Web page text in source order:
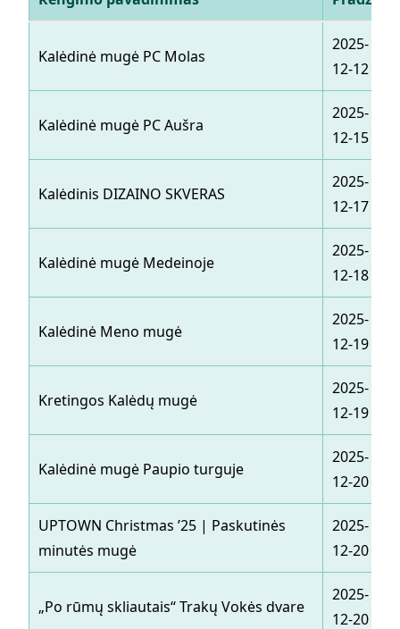
Kalėdinė mugė PC Molas
2025-
12-12
Kalėdinė mugė PC Aušra
2025-
12-15
Kalėdinis DIZAINO SKVERAS
2025-
12-17
Kalėdinė mugė Medeinoje
2025-
12-18
Kalėdinė Meno mugė
2025-
12-19
Kretingos Kalėdų mugė
2025-
12-19
Kalėdinė mugė Paupio turguje
2025-
12-20
UPTOWN Christmas ’25 | Paskutinės
minutės mugė
2025-
12-20
„Po rūmų skliautais“ Trakų Vokės dvare
2025-
12-20